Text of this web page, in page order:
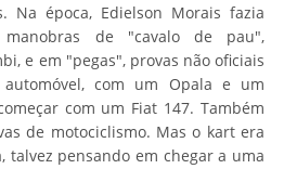
Na época, Edielson Morais fazia
de "cavalo de pau",
e em "pegas", provas não oficiais
com um Opala e um
com um Fiat 147. Também
de motociclismo. Mas o kart era
talvez pensando em chegar a uma